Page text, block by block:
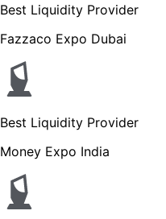
Best Liquidity Provider
Fazzaco Expo Dubai
Best Liquidity Provider
Money Expo India